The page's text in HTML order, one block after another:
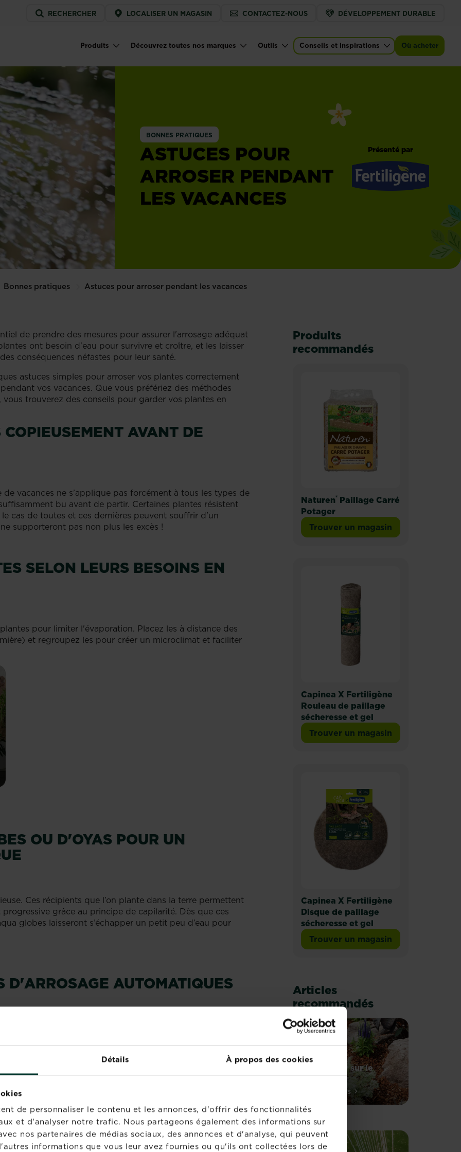
Détails À propos des cookies
de personnaliser le contenu et les annonces, d'offrir des fonctionnalités
et d'analyser notre trafic. Nous partageons également des informations sur
nos partenaires de médias sociaux, des annonces et d'analyse, qui peuvent
informations que vous leur avez fournies ou qu'ils ont collectées lors de
Service
menu
RECHERCHER LOCALISER UN MAGASIN CONTACTEZ-NOUS DÉVELOPPEMENT DURABLE
Main navigation
Produits Découvrez toutes nos marques Outils Conseils et inspirations Où acheter
BONNES PRATIQUES
ASTUCES POUR
ARROSER PENDANT
LES VACANCES
Présenté par
Bonnes pratiques Astuces pour arroser pendant les vacances
de prendre des mesures pour assurer l'arrosage adéquat
ont besoin d'eau pour survivre et croître, et les laisser
conséquences néfastes pour leur santé.
astuces simples pour arroser vos plantes correctement
vos vacances. Que vous préfériez des méthodes
trouverez des conseils pour garder vos plantes en
AVANT DE
vacances ne s’applique pas forcément à tous les types de
bu avant de partir. Certaines plantes résistent
le cas de toutes et ces dernières peuvent souffrir d'un
supporteront pas non plus les excès !
SELON LEURS BESOINS EN
pour limiter l'évaporation. Placez les à distance des
et regroupez les pour créer un microclimat et faciliter
OU D'OYAS POUR UN
Ces récipients que l’on plante dans la terre permettent
grâce au principe de capilarité. Dès que ces
globes laisseront s’échapper un petit peu d’eau pour
D'ARROSAGE AUTOMATIQUES
excellente option pour garder vos plantes hydratées
des minuteries d'arrosage ou des goutte-à-goutte
régulière et contrôlée. Certains systèmes peuvent même
vous permettant de surveiller et d'ajuster l'arrosage
ARTISANAL
Produits
recommandés
Naturen® Paillage Carré
Potager
Trouver un magasin
Capinea X Fertiligène
Rouleau de paillage
sécheresse et gel
Trouver un magasin
Capinea X Fertiligène
Disque de paillage
sécheresse et gel
Trouver un magasin
Articles
recommandés
Tout savoir sur le
paillage
c’est
bien
!
Mais
En savoir plussur Tout savoir sur le paillage